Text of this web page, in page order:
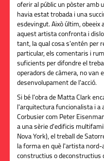
oferir al públic un pòster amb
havia estat trobada i una
esdevingut. Això últim, obeeix
aquest artista confronta i
tant, la qual cosa s'entén per
particular, els comentaris i
suficients per difondre el
operadors de càmera, no
desenvolupament de l'acció.
Si bé l'obra de Matta Clark
l'arquitectura funcionalista i a
Corbusier com Peter
a una sèrie d'edificis
Nova York), el treball de
la forma en què l'artista nord-
constructius o deconstructius